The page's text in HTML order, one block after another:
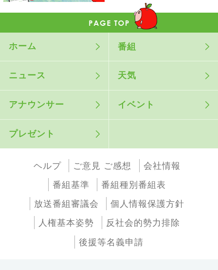
ホーム 番組
ニュース 天気
アナウンサー イベント
プレゼント
ヘルプ ご意見 ご感想
会社情報
番組基準
番組種別番組表
放送番組審議会
個人情報保護方針
人権基本姿勢
反社会的勢力排除
後援等名義申請